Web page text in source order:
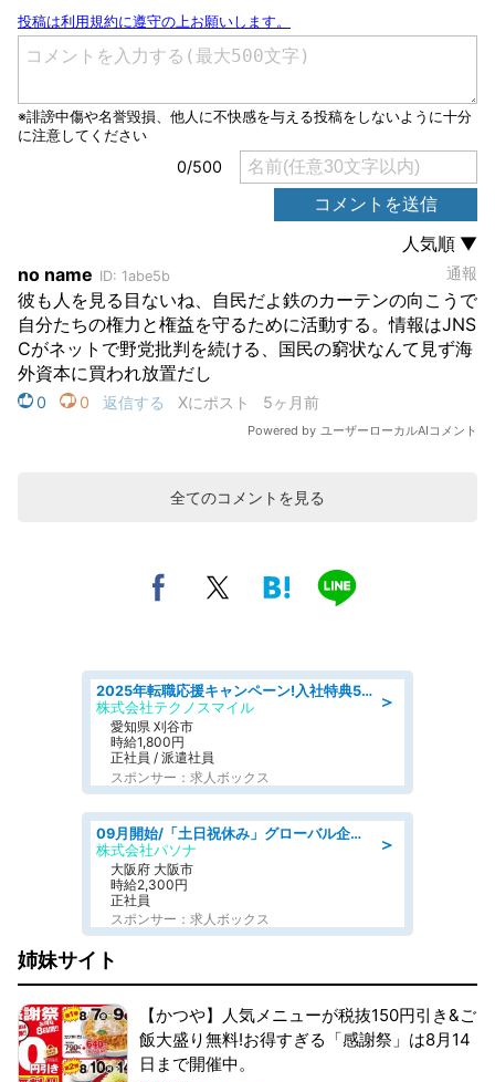
全てのコメントを見る
＞
2025年転職応援キャンペーン!入社特典58万円/デンソーで働こう!自動車工場で小型部品の検査業務 denso aichi
株式会社テクノスマイル
愛知県 刈谷市
時給1,800円
正社員 / 派遣社員
スポンサー：求人ボックス
＞
09月開始/「土日祝休み」グローバル企業での産業保健のお仕事/保健師/高時給/残業なし/服装自由
株式会社パソナ
大阪府 大阪市
時給2,300円
正社員
スポンサー：求人ボックス
姉妹サイト
【かつや】人気メニューが税抜150円引き&ご
飯大盛り無料!お得すぎる「感謝祭」は8月14
日まで開催中。